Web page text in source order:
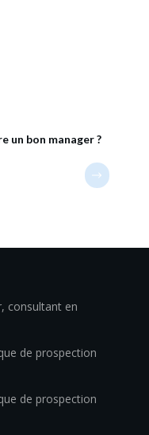
un bon manager ?
consultant en
de prospection
de prospection